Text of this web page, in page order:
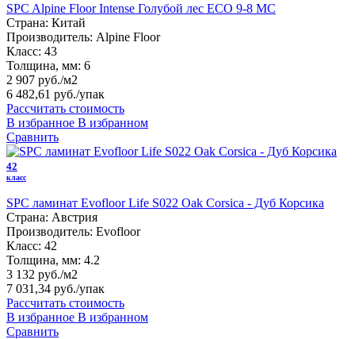
SPC Alpine Floor Intense Голубой лес ECO 9-8 MC
Страна: Китай
Производитель: Alpine Floor
Класс: 43
Толщина, мм: 6
2 907 руб./м2
6 482,61 руб./упак
Рассчитать стоимость
В избранное В избранном
Сравнить
42
класс
SPC ламинат Evofloor Life S022 Oak Corsica - Дуб Корсика
Страна: Австрия
Производитель: Evofloor
Класс: 42
Толщина, мм: 4.2
3 132 руб./м2
7 031,34 руб./упак
Рассчитать стоимость
В избранное В избранном
Сравнить